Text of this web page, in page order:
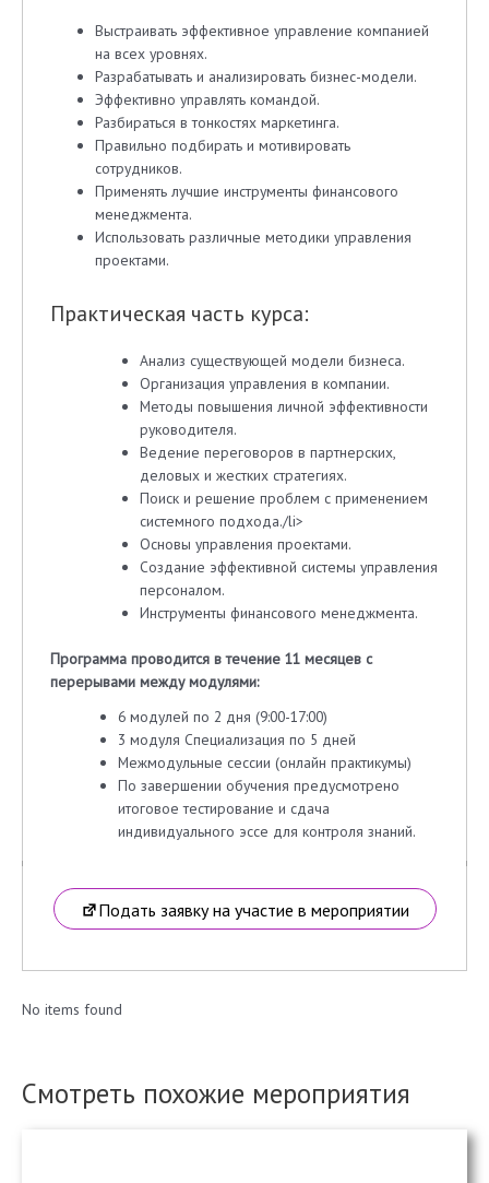
Выстраивать эффективное управление компанией
на всех уровнях.
Разрабатывать и анализировать бизнес-модели.
Эффективно управлять командой.
Разбираться в тонкостях маркетинга.
Правильно подбирать и мотивировать
сотрудников.
Применять лучшие инструменты финансового
менеджмента.
Использовать различные методики управления
проектами.
Практическая часть курса:
Анализ существующей модели бизнеса.
Организация управления в компании.
Методы повышения личной эффективности
руководителя.
Ведение переговоров в партнерских,
деловых и жестких стратегиях.
Поиск и решение проблем с применением
системного подхода./li>
Основы управления проектами.
Создание эффективной системы управления
персоналом.
Инструменты финансового менеджмента.
Программа проводится в течение 11 месяцев с
перерывами между модулями:
6 модулей по 2 дня (9:00-17:00)
3 модуля Специализация по 5 дней
Межмодульные сессии (онлайн практикумы)
По завершении обучения предусмотрено
итоговое тестирование и сдача
индивидуального эссе для контроля знаний.
Подать заявку на участие в мероприятии
No items found
Смотреть похожие мероприятия